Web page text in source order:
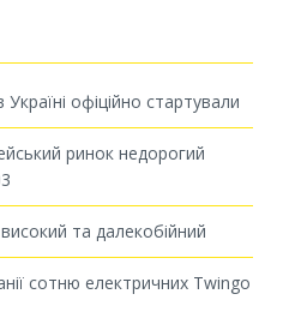
офіційно стартували
ринок недорогий
та далекобійний
сотню електричних Twingo